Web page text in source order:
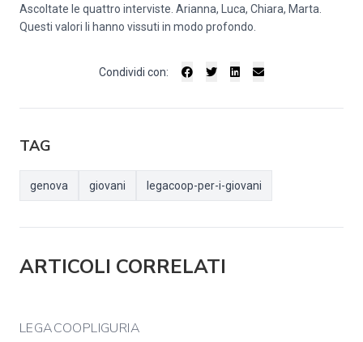
Ascoltate le quattro interviste. Arianna, Luca, Chiara, Marta.
Questi valori li hanno vissuti in modo profondo.
Condividi con:
TAG
genova giovani legacoop-per-i-giovani
ARTICOLI CORRELATI
LEGACOOPLIGURIA